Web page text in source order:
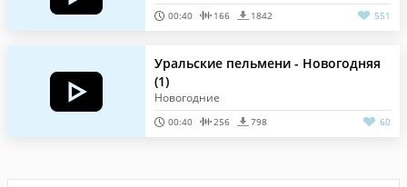
00:40 166 1842 551
Уральские пельмени - Новогодняя
(1)
Новогодние
00:40 256 798 60